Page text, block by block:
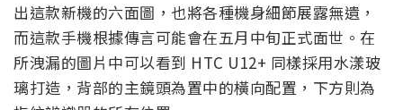
出這款新機的六面圖，也將各種機身細節展露無遺，
而這款手機根據傳言可能會在五月中旬正式面世。在
所洩漏的圖片中可以看到 HTC U12+ 同樣採用水漾玻
璃打造，背部的主鏡頭為置中的橫向配置，下方則為